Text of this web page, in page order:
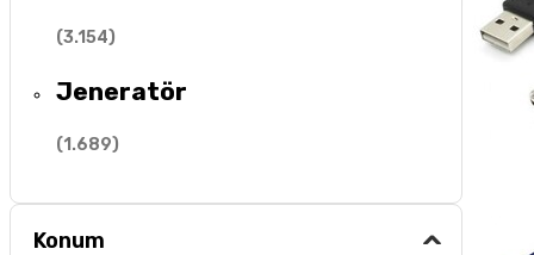
(3.154)
Jeneratör
(1.689)
Konum